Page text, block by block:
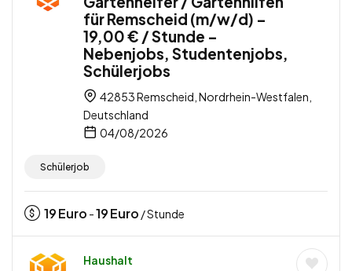
für Remscheid (m/w/d) –
19,00 € / Stunde –
Nebenjobs, Studentenjobs,
Schülerjobs
42853 Remscheid, Nordrhein-Westfalen,
Deutschland
04/08/2026
Schülerjob
19Euro -19Euro / Stunde
Haushalt